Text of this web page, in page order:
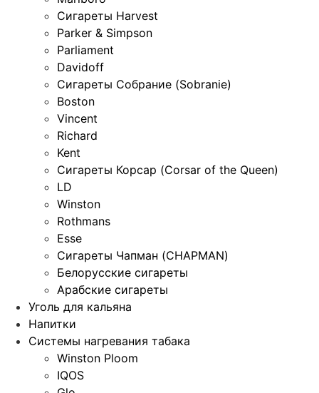
Сигареты Harvest
Parker & Simpson
Parliament
Davidoff
Сигареты Собрание (Sobranie)
Boston
Vincent
Richard
Kent
Сигареты Корсар (Corsar of the Queen)
LD
Winston
Rothmans
Esse
Сигареты Чапман (CHAPMAN)
Белорусские сигареты
Арабские сигареты
Уголь для кальяна
Напитки
Системы нагревания табака
Winston Ploom
IQOS